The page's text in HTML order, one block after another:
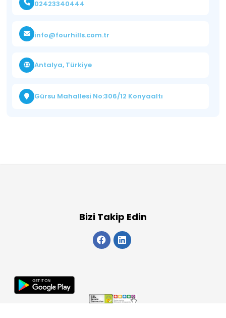
02423340444
info@fourhills.com.tr
Antalya, Türkiye
Gürsu Mahallesi No:306/12 Konyaaltı
Bizi Takip Edin